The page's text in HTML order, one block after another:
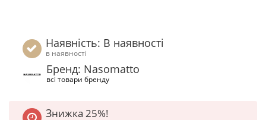
Наявність: В наявності
в наявності
Бренд: Nasomatto
всі товари бренду
Знижка 25%!